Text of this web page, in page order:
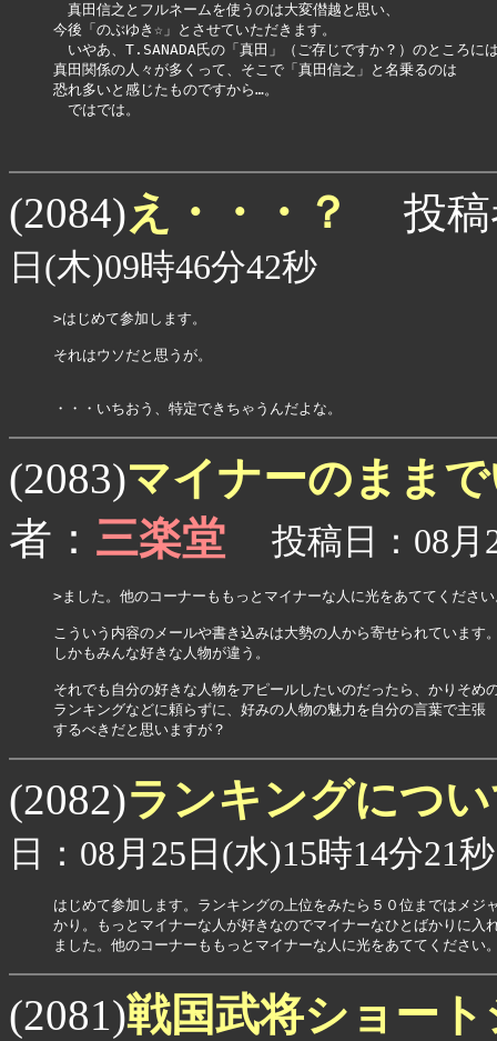
真田信之とフルネームを使うのは大変僣越と思い、
今後「のぶゆき☆」とさせていただきます。
いやあ、T.SANADA氏の「真田」（ご存じですか？）のところに
真田関係の人々が多くって、そこで「真田信之」と名乗るのは
恐れ多いと感じたものですから…。
ではでは。
(2084)え・・・？ 投稿
日(木)09時46分42秒
>はじめて参加します。
それはウソだと思うが。
・・・いちおう、特定できちゃうんだよな。
(2083)マイナーのまま
者： 三楽堂 投稿日：08月
>ました。他のコーナーももっとマイナーな人に光をあててくださ
こういう内容のメールや書き込みは大勢の人から寄せられています
しかもみんな好きな人物が違う。
それでも自分の好きな人物をアピールしたいのだったら、かりそめ
ランキングなどに頼らずに、好みの人物の魅力を自分の言葉で主張
するべきだと思いますが？
(2082)ランキングにつ
日：08月25日(水)15時14分21秒
はじめて参加します。ランキングの上位をみたら５０位まではメジ
かり。もっとマイナーな人が好きなのでマイナーなひとばかりに入
ました。他のコーナーももっとマイナーな人に光をあててください
(2081)戦国武将ショー